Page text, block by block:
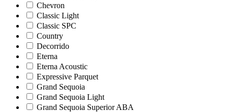
Chevron
Classic Light
Classic SPC
Country
Decorrido
Eterna
Eterna Acoustic
Expressive Parquet
Grand Sequoia
Grand Sequoia Light
Grand Sequoia Superior ABA